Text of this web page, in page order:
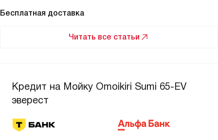
Бесплатная доставка
Читать все статьи
Кредит на Мойку Omoikiri Sumi 65-EV
эверест